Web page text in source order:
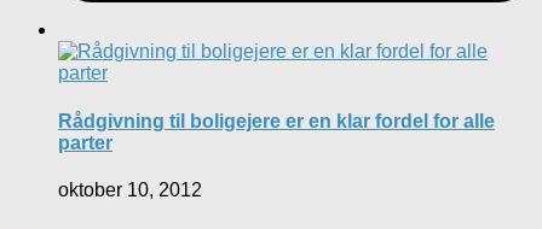
Rådgivning til boligejere er en klar fordel for alle
parter
oktober 10, 2012